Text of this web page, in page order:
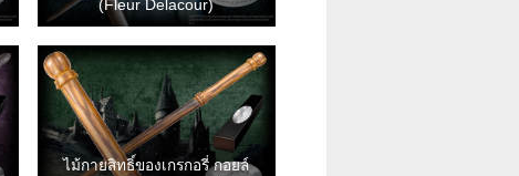
(Fleur Delacour)
ไม้กายสิทธิ์ของเกรกอรี่ กอยล์